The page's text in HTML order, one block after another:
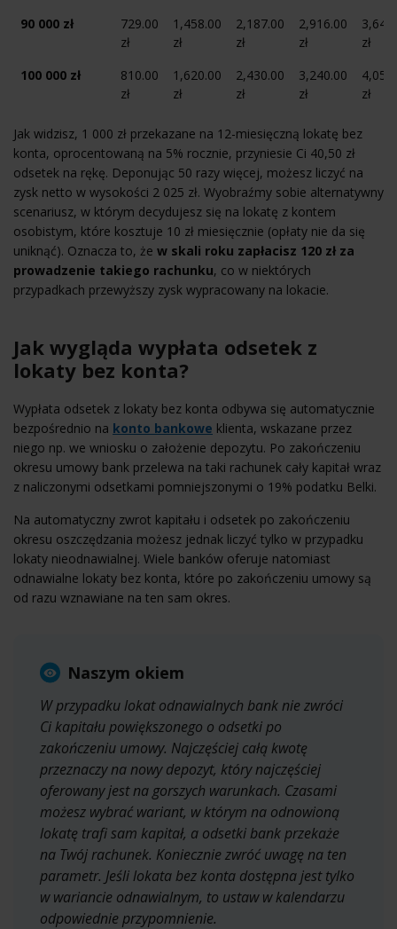
90 000 zł
729.00
zł
1,458.00
zł
2,187.00
zł
2,916.00
zł
zł
100 000 zł
810.00
zł
1,620.00
zł
2,430.00
zł
3,240.00
zł
zł
Jak widzisz, 1 000 zł przekazane na 12-miesięczną lokatę bez
konta, oprocentowaną na 5% rocznie, przyniesie Ci 40,50 zł
odsetek na rękę. Deponując 50 razy więcej, możesz liczyć na
zysk netto w wysokości 2 025 zł. Wyobraźmy sobie alternatywny
scenariusz, w którym decydujesz się na lokatę z kontem
osobistym, które kosztuje 10 zł miesięcznie (opłaty nie da się
uniknąć). Oznacza to, że w skali roku zapłacisz 120 zł za
prowadzenie takiego rachunku, co w niektórych
przypadkach przewyższy zysk wypracowany na lokacie.
Jak wygląda wypłata odsetek z
lokaty bez konta?
Wypłata odsetek z lokaty bez konta odbywa się automatycznie
bezpośrednio na konto bankowe klienta, wskazane przez
niego np. we wniosku o założenie depozytu. Po zakończeniu
okresu umowy bank przelewa na taki rachunek cały kapitał wraz
z naliczonymi odsetkami pomniejszonymi o 19% podatku Belki.
Na automatyczny zwrot kapitału i odsetek po zakończeniu
okresu oszczędzania możesz jednak liczyć tylko w przypadku
lokaty nieodnawialnej. Wiele banków oferuje natomiast
odnawialne lokaty bez konta, które po zakończeniu umowy są
od razu wznawiane na ten sam okres.
Naszym okiem
W przypadku lokat odnawialnych bank nie zwróci
Ci kapitału powiększonego o odsetki po
zakończeniu umowy. Najczęściej całą kwotę
przeznaczy na nowy depozyt, który najczęściej
oferowany jest na gorszych warunkach. Czasami
możesz wybrać wariant, w którym na odnowioną
lokatę trafi sam kapitał, a odsetki bank przekaże
na Twój rachunek. Koniecznie zwróć uwagę na ten
parametr. Jeśli lokata bez konta dostępna jest tylko
w wariancie odnawialnym, to ustaw w kalendarzu
odpowiednie przypomnienie.